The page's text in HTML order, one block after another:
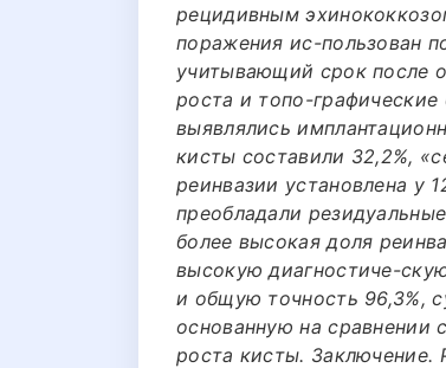
рецидивным
поражения ис-пользован
учитывающий срок после
роста и топо-графические
выявлялись
кисты составили 32,2%,
реинвазии установлена у
преобладали
более высокая доля
высокую диагностиче-
и общую точность 96,3%,
основанную на сравнении
роста кисты. Заключение.